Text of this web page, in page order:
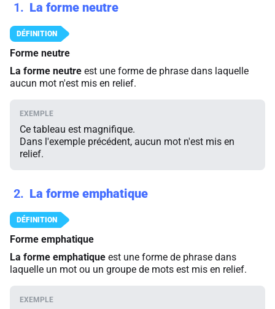
1 La forme neutre
Forme neutre
La forme neutre est une forme de phrase dans laquelle
aucun mot n'est mis en relief.
Ce tableau est magnifique.
Dans l'exemple précédent, aucun mot n'est mis en
relief.
2 La forme emphatique
Forme emphatique
La forme emphatique est une forme de phrase dans
laquelle un mot ou un groupe de mots est mis en relief.